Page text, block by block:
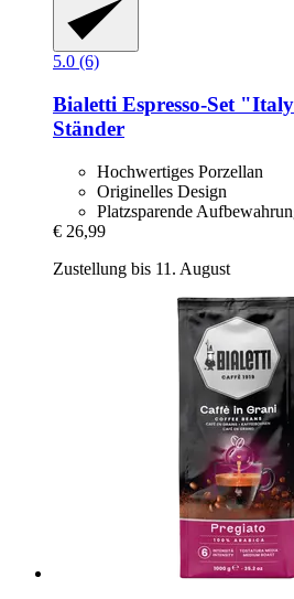
5.0 (6)
Bialetti Espresso-​Set
Ständer
Hochwertiges Porzellan
Originelles Design
Platzsparende
€ 26,99
Zustellung bis 11. August